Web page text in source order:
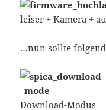
leiser + Kamera +
…nun sollte
Download-Modus